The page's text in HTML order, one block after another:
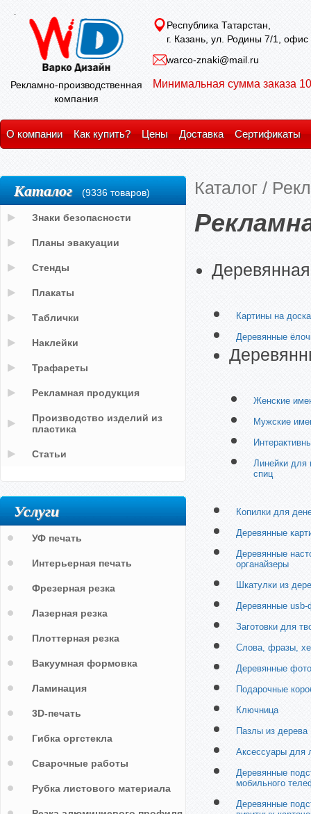
Рекламно-производственная
компания
Республика Татарстан,
г. Казань, ул. Родины 7/1, офис
warco-znaki@mail.ru
Минимальная сумма заказа
О компании Как купить? Цены Доставка Сертификаты
Каталог /
Картины на
Деревянные
Женские
Мужские
Линейки для
спиц
Копилки для
Деревянные
Деревянные
органайзеры
Шкатулки из
Деревянные
Заготовки для
Слова, фразы,
Деревянные
Подарочные
Ключница
Пазлы из дерева
Аксессуары для
Деревянные
мобильного
Деревянные
Каталог (9336 товаров)
Знаки безопасности
Планы эвакуации
Стенды
Плакаты
Таблички
Наклейки
Трафареты
Рекламная продукция
Производство изделий из
пластика
Статьи
Услуги
УФ печать
Интерьерная печать
Фрезерная резка
Лазерная резка
Плоттерная резка
Вакуумная формовка
Ламинация
3D-печать
Гибка оргстекла
Сварочные работы
Рубка листового материала